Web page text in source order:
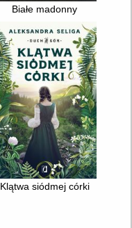
Białe madonny
Klątwa siódmej córki